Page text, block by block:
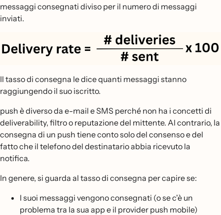
messaggi consegnati diviso per il numero di messaggi
inviati.
Il tasso di consegna le dice quanti messaggi stanno
raggiungendo il suo iscritto.
push è diverso da e-mail e SMS perché non ha i concetti di
deliverability, filtro o reputazione del mittente. Al contrario, la
consegna di un push tiene conto solo del consenso e del
fatto che il telefono del destinatario abbia ricevuto la
notifica.
In genere, si guarda al tasso di consegna per capire se:
I suoi messaggi vengono consegnati (o se c'è un
problema tra la sua app e il provider push mobile)